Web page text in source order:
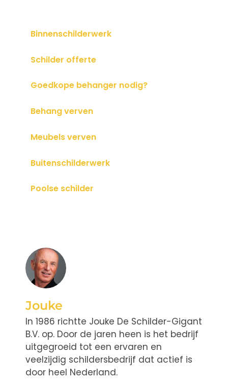
Binnenschilderwerk
Schilder offerte
Goedkope behanger nodig?
Behang verven
Meubels verven
Buitenschilderwerk
Poolse schilder
Jouke
In 1986 richtte Jouke De Schilder-Gigant
B.V. op. Door de jaren heen is het bedrijf
uitgegroeid tot een ervaren en
veelzijdig schildersbedrijf dat actief is
door heel Nederland.